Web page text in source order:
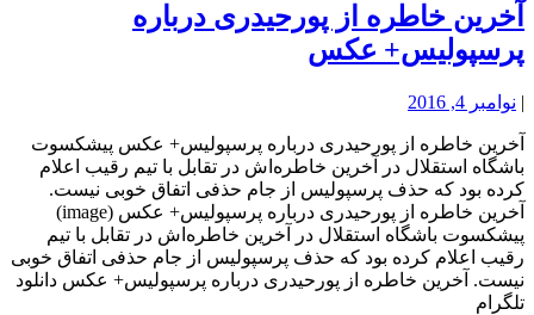
آخرین خاطره از پورحیدری درباره
پرسپولیس+ عکس
| نوامبر 4, 2016
آخرین خاطره از پورحیدری درباره پرسپولیس+ عکس پیشکسوت
باشگاه استقلال در آخرین خاطره‌اش در تقابل با تیم رقیب اعلام
کرده بود که حذف پرسپولیس از جام حذفی اتفاق خوبی نیست.
آخرین خاطره از پورحیدری درباره پرسپولیس+ عکس (image)
پیشکسوت باشگاه استقلال در آخرین خاطره‌اش در تقابل با تیم
رقیب اعلام کرده بود که حذف پرسپولیس از جام حذفی اتفاق خوبی
نیست. آخرین خاطره از پورحیدری درباره پرسپولیس+ عکس دانلود
تلگرام